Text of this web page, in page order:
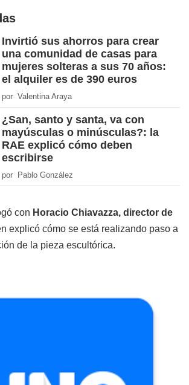
Invirtió sus ahorros para crear
una comunidad de casas para
mujeres solteras a sus 70 años:
el alquiler es de 390 euros
por Valentina Araya
¿San, santo y santa, va con
mayúsculas o minúsculas?: la
RAE explicó cómo deben
escribirse
por Pablo González
con Horacio Chiavazza, director de
explicó cómo se está realizando paso a
de la pieza escultórica.